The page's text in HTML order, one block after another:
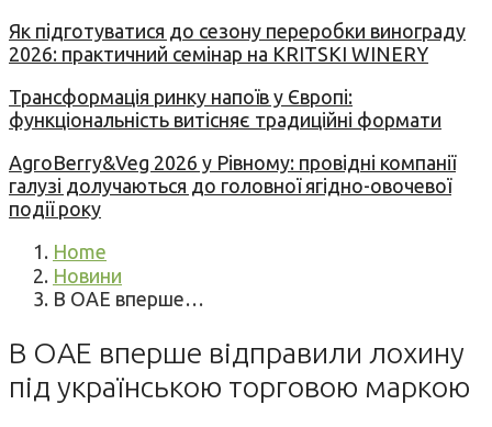
Як підготуватися до сезону переробки винограду
2026: практичний семінар на KRITSKI WINERY
Трансформація ринку напоїв у Європі:
функціональність витісняє традиційні формати
AgroBerry&Veg 2026 у Рівному: провідні компанії
галузі долучаються до головної ягідно-овочевої
події року
Home
Новини
В ОАЕ вперше…
В ОАЕ вперше відправили лохину
під українською торговою маркою